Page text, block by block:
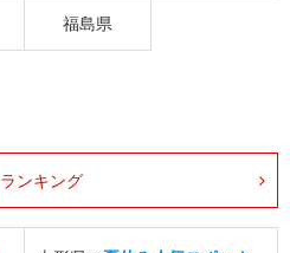
福島県
ランキング